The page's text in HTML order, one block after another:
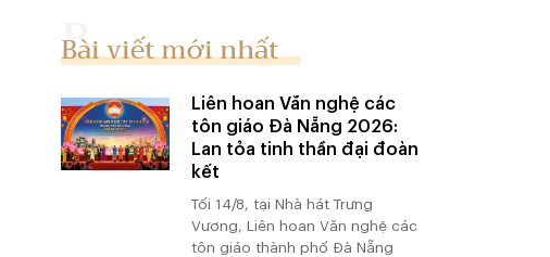
Bài viết mới nhất
Liên hoan Văn nghệ các
tôn giáo Đà Nẵng 2026:
Lan tỏa tinh thần đại đoàn
kết
Tối 14/8, tại Nhà hát Trưng
Vương, Liên hoan Văn nghệ các
tôn giáo thành phố Đà Nẵng